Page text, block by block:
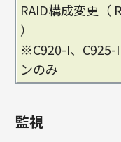
RAID構成変更（
）
※C920-I、C925-
ンのみ
監視